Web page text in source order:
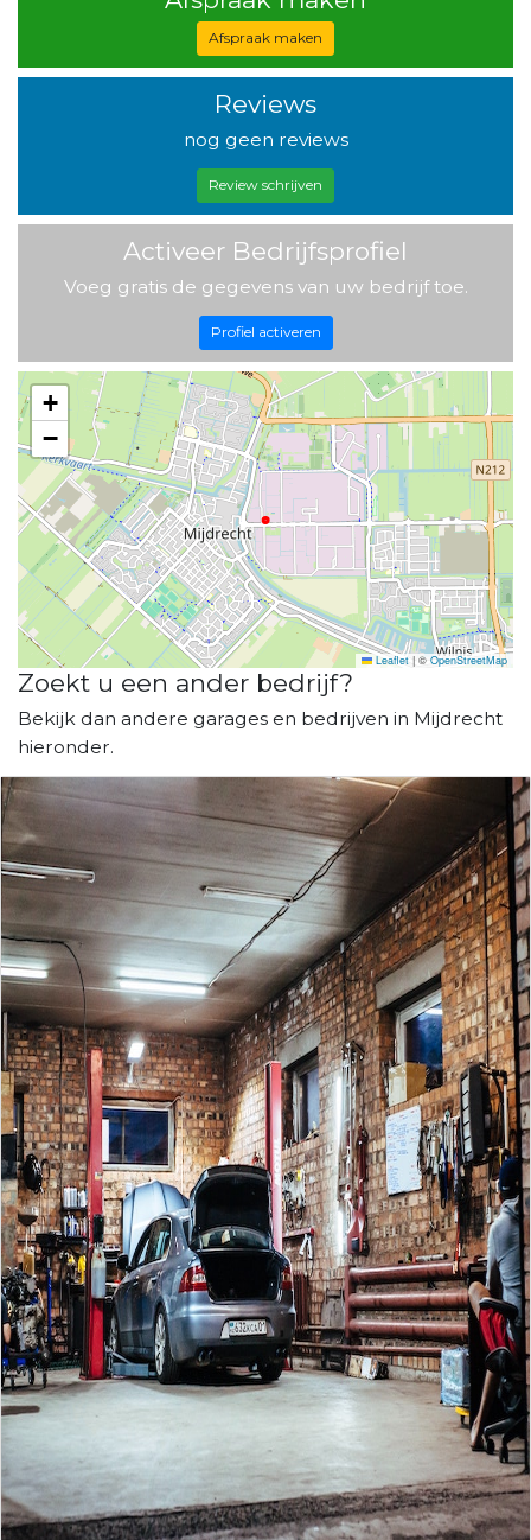
Afspraak maken
Reviews
nog geen reviews
Review schrijven
Activeer Bedrijfsprofiel
Voeg gratis de gegevens van uw bedrijf toe.
Profiel activeren
+
−
Leaflet | © OpenStreetMap
Zoekt u een ander bedrijf?
Bekijk dan andere garages en bedrijven in Mijdrecht
hieronder.